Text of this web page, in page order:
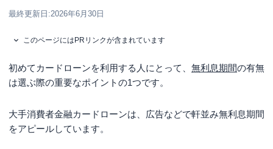
最終更新日:2026年6月30日
このページにはPRリンクが含まれています
初めてカードローンを利用する人にとって、 無利息期間の有無
は選ぶ際の重要なポイントの1つです。
大手消費者金融カードローンは、広告などで軒並み無利息期間
をアピールしています。